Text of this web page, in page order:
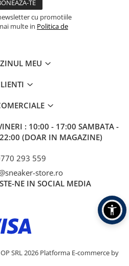
cu promotiile
multe in Politica de
MEU
: 10:00 - 17:00 SAMBATA -
(DOAR IN MAGAZINE)
293 559
store.ro
NE IN SOCIAL MEDIA
SRL 2026 Platforma E-commerce by